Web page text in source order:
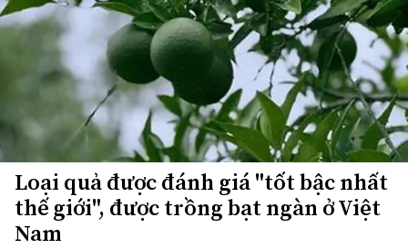
Loại quả được đánh giá "tốt bậc nhất
thế giới", được trồng bạt ngàn ở Việt
Nam